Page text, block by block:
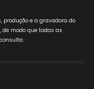
produção e a gravadora do
de modo que todas as